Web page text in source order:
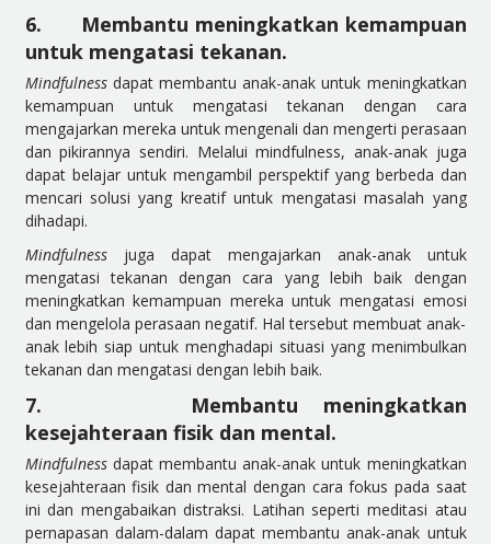
6.
Membantu meningkatkan kemampuan
untuk mengatasi tekanan.
Mindfulnessdapat membantu anak-anak untuk meningkatkan
kemampuan untuk mengatasi tekanan dengan cara
mengajarkan mereka untuk mengenali dan mengerti perasaan
dan pikirannya sendiri. Melalui mindfulness, anak-anak juga
dapat belajar untuk mengambil perspektif yang berbeda dan
mencari solusi yang kreatif untuk mengatasi masalah yang
dihadapi.
Mindfulnessjuga dapat mengajarkan anak-anak untuk
mengatasi tekanan dengan cara yang lebih baik dengan
meningkatkan kemampuan mereka untuk mengatasi emosi
dan mengelola perasaan negatif. Hal tersebut membuat anak-
anak lebih siap untuk menghadapi situasi yang menimbulkan
tekanan dan mengatasi dengan lebih baik.
7.
Membantu meningkatkan
kesejahteraan fisik dan mental.
Mindfulnessdapat membantu anak-anak untuk meningkatkan
kesejahteraan fisik dan mental dengan cara fokus pada saat
ini dan mengabaikan distraksi. Latihan seperti meditasi atau
pernapasan dalam-dalam dapat membantu anak-anak untuk